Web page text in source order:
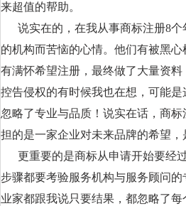
来超值的帮助。
说实在的，在我从事商标注册8个
的机构而苦恼的心情。他们有被黑
有满怀希望注册，最终做了大量资
控告侵权的有时候我也在想，可能
忽略了专业与品质！说实在话，商
担的是一家企业对未来品牌的希望，
更重要的是商标从申请开始要经
步骤都要考验服务机构与服务顾问
业家都跟我说只要结果，都忽略了